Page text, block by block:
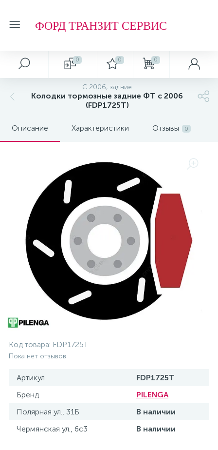
ФОРД ТРАНЗИТ СЕРВИС
0 0 0
С 2006, задние
Колодки тормозные задние ФТ с 2006
(FDP1725T)
Описание Характеристики Отзывы 0
Код товара: FDP1725T
Пока нет отзывов
Артикул
FDP1725T
Бренд
PILENGA
Полярная ул., 31Б
В наличии
Чермянская ул., 6с3
В наличии